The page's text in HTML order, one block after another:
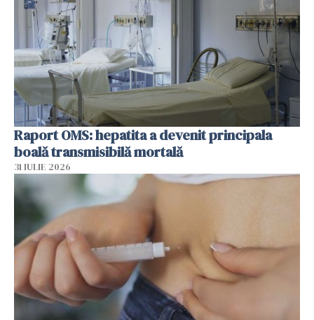
Raport OMS: hepatita a devenit principala
boală transmisibilă mortală
31 IULIE 2026